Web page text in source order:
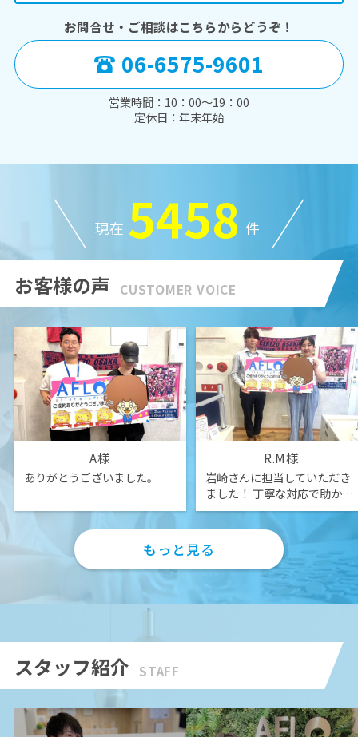
お問合せ・ご相談はこちらからどうぞ！
06-6575-9601
営業時間：10：00～19：00
定休日：年末年始
現在 5458 件
お客様の声 CUSTOMER VOICE
A様
ありがとうございました。
R.M様
岩崎さんに担当していただき
ました！ 丁寧な対応で助かり
ました。
もっと見る
スタッフ紹介 STAFF